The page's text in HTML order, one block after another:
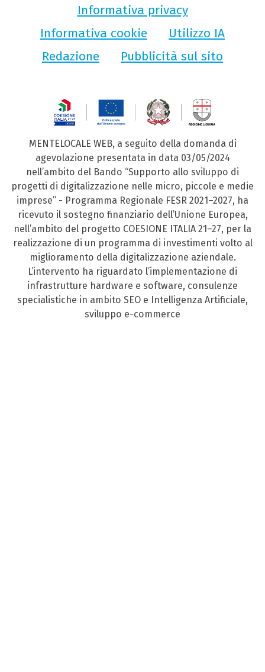
Informativa privacy
Informativa cookie
Utilizzo IA
Redazione
Pubblicità sul sito
MENTELOCALE WEB, a seguito della domanda di
agevolazione presentata in data 03/05/2024
nell’ambito del Bando “Supporto allo sviluppo di
progetti di digitalizzazione nelle micro, piccole e medie
imprese” - Programma Regionale FESR 2021–2027, ha
ricevuto il sostegno finanziario dell’Unione Europea,
nell’ambito del progetto COESIONE ITALIA 21–27, per la
realizzazione di un programma di investimenti volto al
miglioramento della digitalizzazione aziendale.
L’intervento ha riguardato l’implementazione di
infrastrutture hardware e software, consulenze
specialistiche in ambito SEO e Intelligenza Artificiale,
sviluppo e-commerce